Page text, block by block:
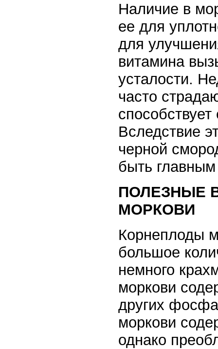
Наличие в
ее для
для
витамина
усталости.
часто
Вследствие
черной
быть
ПОЛЕЗНЫЕ
МОРКОВИ
Корнеплоды
большое
немного
моркови
других
моркови
однако